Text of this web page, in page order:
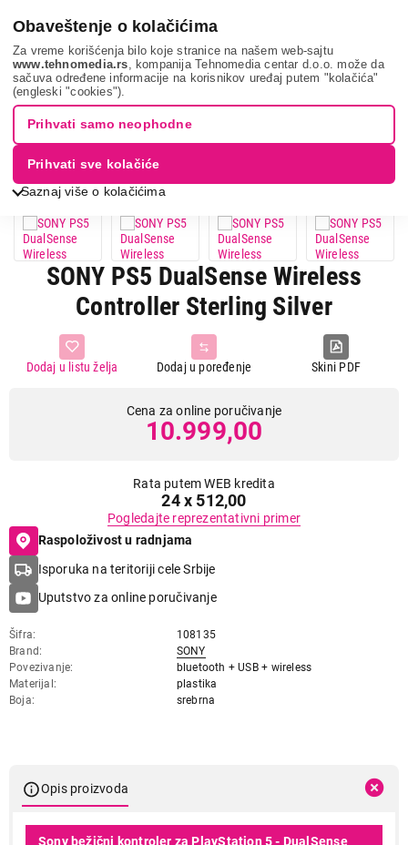
Obaveštenje o kolačićima
Za vreme korišćenja bilo koje stranice na našem web-sajtu
www.tehnomedia.rs , kompanija Tehnomedia centar d.o.o. može da
sačuva određene informacije na korisnikov uređaj putem "kolačića"
(engleski "cookies").
Saznaj više o kolačićima
Prihvati samo neophodne
Prihvati sve kolačiće
It & gaming Oprema za igranje Gamepad i džojstik
Sony
ps5 dualse...
SONY PS5 DualSense Wireless
Controller Sterling Silver
Skini PDF
Dodaj u poređenje
Dodaj u listu želja
Cena za online poručivanje
10.999,00
Rata putem WEB kredita
24 x 512,00
Pogledajte reprezentativni primer
Raspoloživost u radnjama
Isporuka na teritoriji cele Srbije
Uputstvo za online poručivanje
Šifra
108135
Brand
SONY
Povezivanje
bluetooth + USB + wireless
Materijal
plastika
Boja
srebrna
Opis proizvoda
Sony bežični kontroler za PlayStation 5 - DualSense